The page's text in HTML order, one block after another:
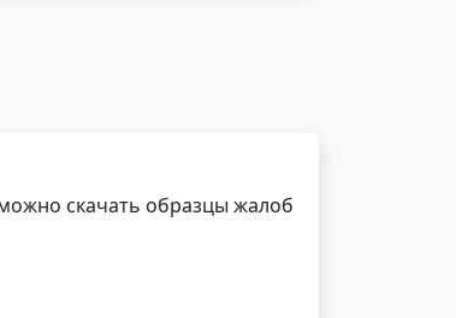
скачать образцы жалоб